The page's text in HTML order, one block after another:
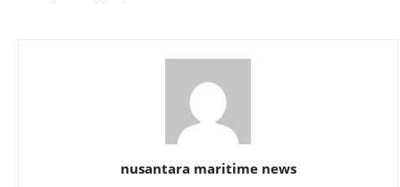
nusantara maritime news